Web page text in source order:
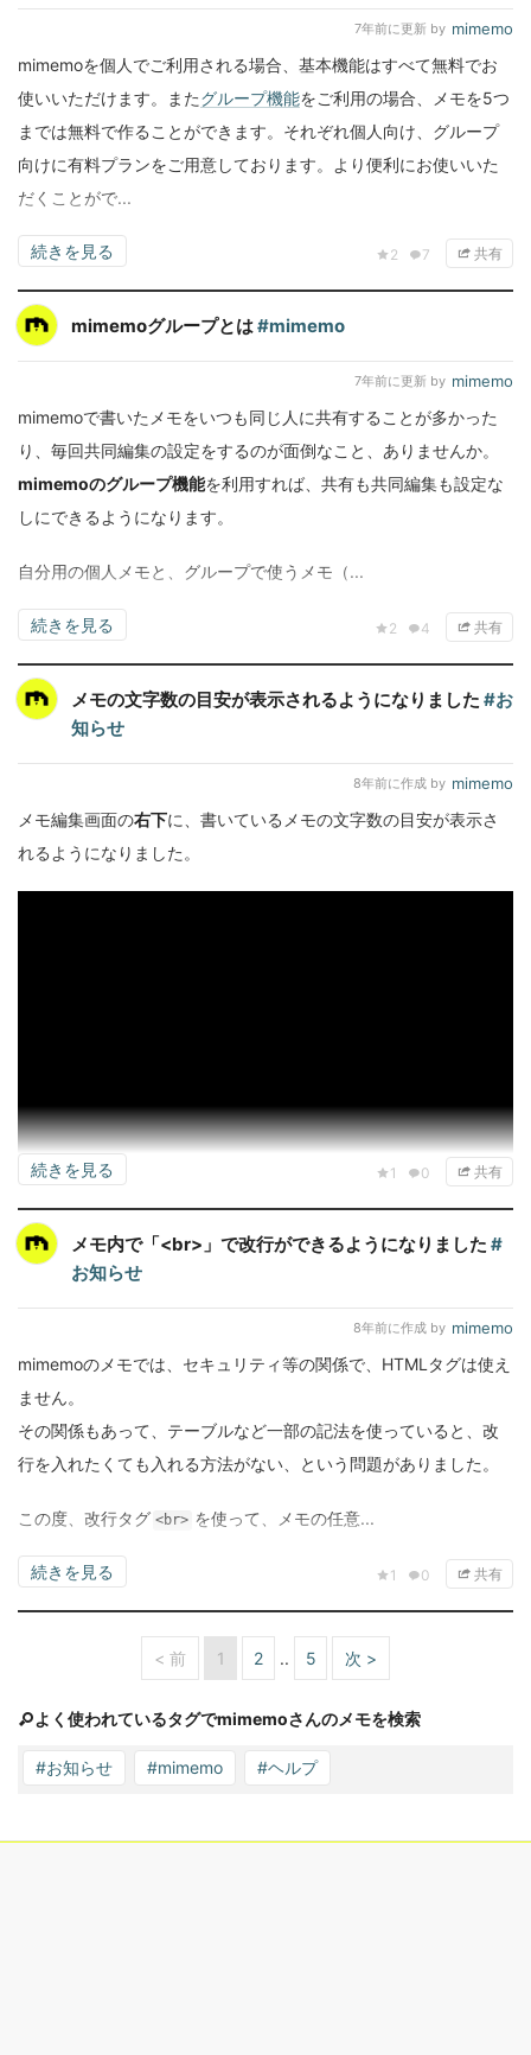
7年前に更新 by mimemo
2 7 共有
mimemoを個人でご利用される場合、基本機能はすべて無料でお
使いいただけます。またグループ機能をご利用の場合、メモを5つ
までは無料で作ることができます。それぞれ個人向け、グループ
向けに有料プランをご用意しております。より便利にお使いいた
だくことがで...
続きを見る
mimemoグループとは#mimemo
7年前に更新 by mimemo
2 4 共有
mimemoで書いたメモをいつも同じ人に共有することが多かった
り、毎回共同編集の設定をするのが面倒なこと、ありませんか。
mimemoのグループ機能を利用すれば、共有も共同編集も設定な
しにできるようになります。
自分用の個人メモと、グループで使うメモ（...
続きを見る
メモの文字数の目安が表示されるようになりました #お
知らせ
8年前に作成 by mimemo
1 0 共有
メモ編集画面の右下に、書いているメモの文字数の目安が表示さ
れるようになりました。
https://gyazo.com/350e5cb31019ae3382b1105cf9313dd6
ちなみに、Markdownをパースして出力したHTMLを元に文字...
続きを見る
メモ内で「<br>」で改行ができるようになりました #
お知らせ
8年前に作成 by mimemo
1 0 共有
mimemoのメモでは、セキュリティ等の関係で、HTMLタグは使え
ません。
その関係もあって、テーブルなど一部の記法を使っていると、改
行を入れたくても入れる方法がない、という問題がありました。
この度、改行タグ <br> を使って、メモの任意...
続きを見る
< 前 1 2 5 次 >
よく使われているタグでmimemoさんのメモを検索
#お知らせ #mimemo #ヘルプ